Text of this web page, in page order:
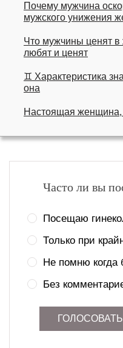
Почему мужчина
мужского унижения
Что мужчины ценят
любят и ценят
♊ Характеристика
она
Настоящая женщина,
Часто ли вы
Посещаю
Только при
Не помню когда
Без
ГОЛОСОВАТЬ